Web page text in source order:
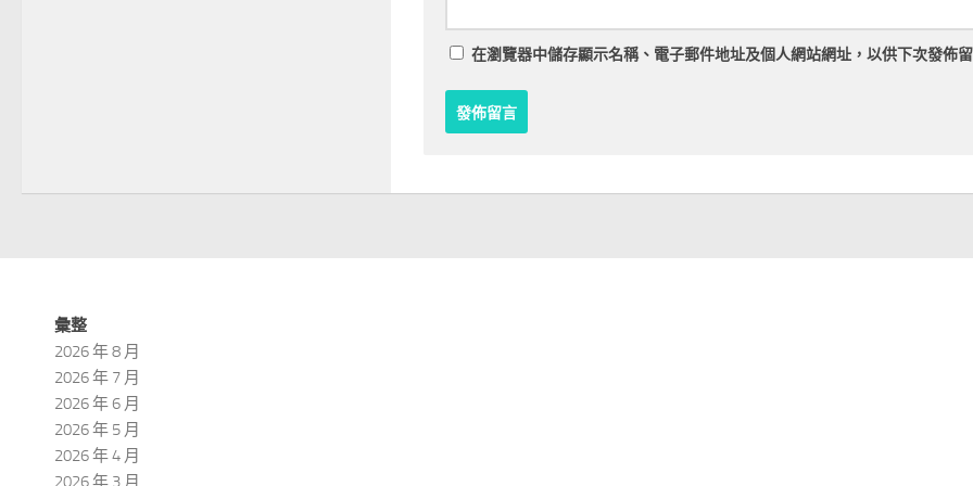
在瀏覽器中儲存顯示名稱、電子郵件地址及個人網站網址，以供下次發佈
彙整
2026 年 8 月
2026 年 7 月
2026 年 6 月
2026 年 5 月
2026 年 4 月
2026 年 3 月